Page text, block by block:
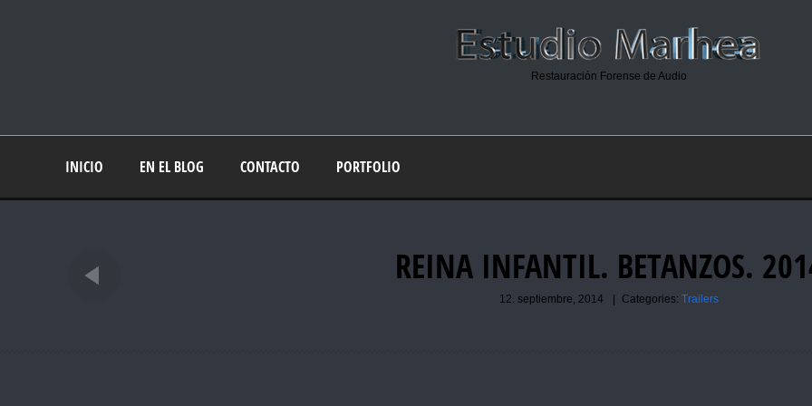
Restauración Forense de Audio
INICIO EN EL BLOG CONTACTO PORTFOLIO
REINA INFANTIL. BETANZOS.
12. septiembre, 2014 Categories: Trailers